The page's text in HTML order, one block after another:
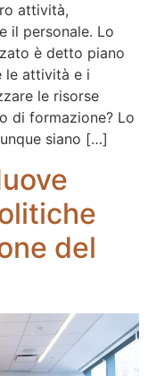
attività,
il personale. Lo
è detto piano
le attività e i
le risorse
di formazione? Lo
siano […]
del